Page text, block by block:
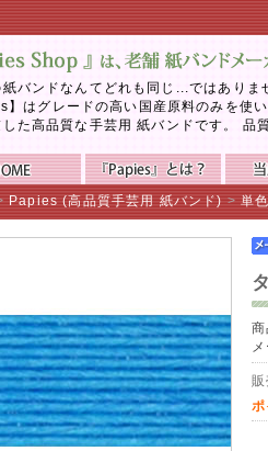
バンドなんてどれも同じ...ではありま
】はグレードの高い国産原料のみを使
た高品質な手芸用 紙バンドです。 品
Papies (高品質手芸用 紙バンド) >単
商
販